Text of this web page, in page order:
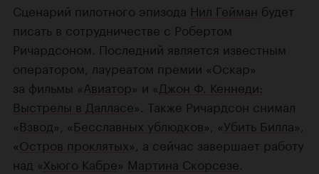
Сценарий пилотного эпизода Нил Гейман будет
писать в сотрудничестве с Робертом
Ричардсоном. Последний является известным
оператором, лауреатом премии «Оскар»
за фильмы «Авиатор» и «Джон Ф. Кеннеди:
Выстрелы в Далласе». Также Ричардсон снимал
«Взвод», «Бесславных ублюдков», «Убить Билла»,
«Остров проклятых», а сейчас завершает работу
над «Хьюго Кабре» Мартина Скорсезе